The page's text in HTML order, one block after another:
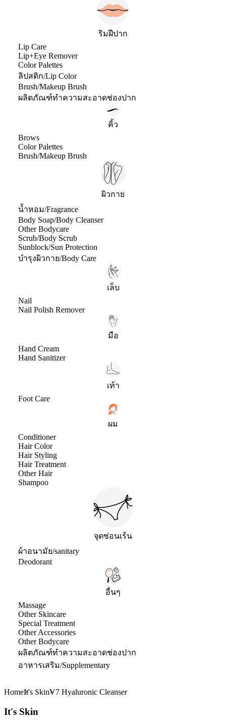
ริมฝีปาก
Lip Care
Lip+Eye Remover
Color Palettes
ลิปสติก/Lip Color
Brush/Makeup Brush
ผลิตภัณฑ์ทำความสะอาดช่องปาก
คิ้ว
Brows
Color Palettes
Brush/Makeup Brush
ผิวกาย
น้ำหอม/Fragrance
Body Soap/Body Cleanser
Other Bodycare
Scrub/Body Scrub
Sunblock/Sun Protection
บำรุงผิวกาย/Body Care
เล็บ
Nail
Nail Polish Remover
มือ
Hand Cream
Hand Sanitizer
เท้า
Foot Care
ผม
Conditioner
Hair Color
Hair Styling
Hair Treatment
Other Hair
Shampoo
จุดซ่อนเร้น
ผ้าอนามัย/sanitary
Deodorant
อื่นๆ
Massage
Other Skincare
Special Treatment
Other Accessories
Other Bodycare
ผลิตภัณฑ์ทำความสะอาดช่องปาก
อาหารเสริม/Supplementary
HomeIt's SkinV7 Hyaluronic Cleanser
It's Skin